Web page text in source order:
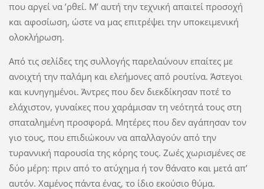
που αργεί να ’ρθεί. Μ’ αυτή την τεχνική απαιτεί προσοχή
και αφοσίωση, ώστε να μας επιτρέψει την υποκειμενική
ολοκλήρωση.
Από τις σελίδες της συλλογής παρελαύνουν επαίτες με
ανοιχτή την παλάμη και ελεήμονες από ρουτίνα. Άστεγοι
και κυνηγημένοι. Άντρες που δεν διεκδίκησαν ποτέ το
ελάχιστον, γυναίκες που χαράμισαν τη νεότητά τους στη
σπαταλημένη προσφορά. Μητέρες που δεν αγάπησαν τον
γιο τους, που επιδιώκουν να απαλλαγούν από την
τυραννική παρουσία της κόρης τους. Ζωές χωρισμένες σε
δύο μέρη: πριν από το ατύχημα ή τον θάνατο και μετά απ’
αυτόν. Χαμένος πάντα ένας, το ίδιο εκούσιο θύμα.